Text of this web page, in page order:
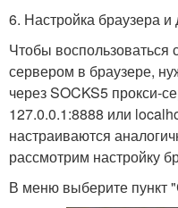
6. Настройка браузера и
Чтобы
сервером в браузере,
через SOCKS5 прокси-
127.0.0.1:8888 или
настраиваются
рассмотрим настройку
В меню выберите пункт